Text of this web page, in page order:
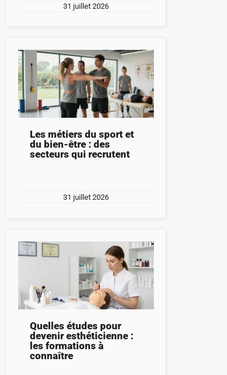
31 juillet 2026
Les métiers du sport et
du bien-être : des
secteurs qui recrutent
31 juillet 2026
Quelles études pour
devenir esthéticienne :
les formations à
connaître